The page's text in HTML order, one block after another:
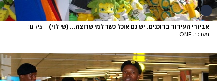
אביזרי העידוד בדוכנים. יש גם אוכל כשר למי שרוצה... (שי לוי) | צילום:
מערכת ONE